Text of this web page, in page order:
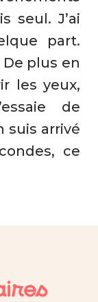
seul. J’ai
part.
plus en
les yeux,
de
suis arrivé
ce